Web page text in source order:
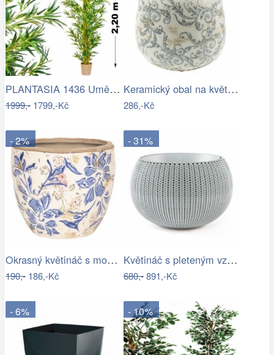
PLANTASIA 1436 Umělá květina strom - …
1999,-1799,-Kč
Keramický obal na květináč s ornamenty …
286,-Kč
- 2%
Okrasný květináč s modrými květy - Ø…
190,-186,-Kč
- 31%
Květináč s pleteným vzorem - RJ
680,-891,-Kč
- 6% - 10%